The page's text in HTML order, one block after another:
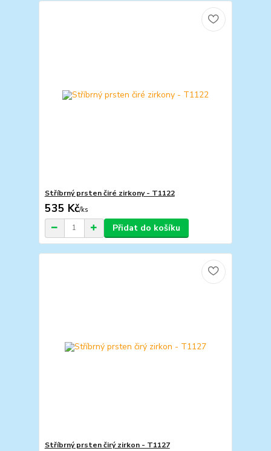
Stříbrný prsten čiré zirkony - T1122
535 Kč/ks
Přidat do košíku
Stříbrný prsten čirý zirkon - T1127